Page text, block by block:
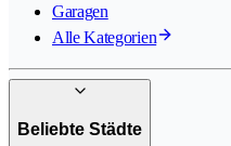
Garagen
Alle Kategorien
Beliebte Städte